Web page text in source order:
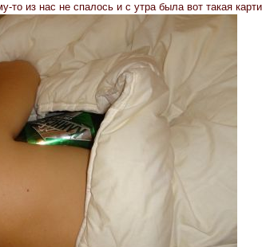
то из нас не спалось и с утра была вот такая